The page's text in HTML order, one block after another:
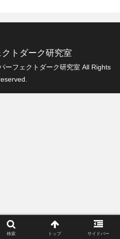
トダーク研究室
ーフェクトダーク研究室 All Rights
検索 トップ サイドバー